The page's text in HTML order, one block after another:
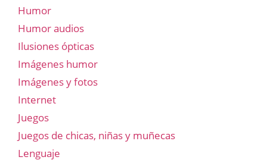
Humor
Humor audios
Ilusiones ópticas
Imágenes humor
Imágenes y fotos
Internet
Juegos
Juegos de chicas, niñas y muñecas
Lenguaje